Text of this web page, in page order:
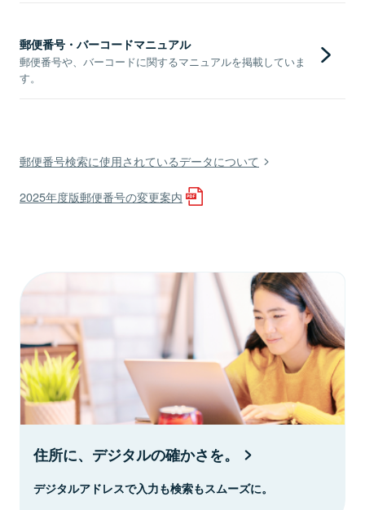
郵便番号・バーコードマニュアル
郵便番号や、バーコードに関するマニュアルを掲載していま
す。
郵便番号検索に使用されているデータについて
2025年度版郵便番号の変更案内
住所に、デジタルの確かさを。
デジタルアドレスで入力も検索もスムーズに。